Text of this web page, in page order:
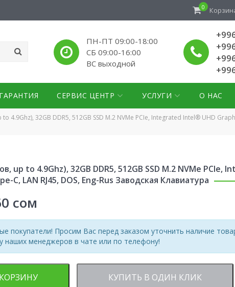
0
ПН-ПТ 09:00-18:00
СБ 09:00-16:00
ВС выходной
ГАРАНТИЯ СЕРВИС ЦЕНТР УСЛУГИ О НАС
32GB DDR5, 512GB SSD M.2 NVMe PCIe, Integrated Intel® UHD
up to 4.9Ghz), 32GB DDR5, 512GB SSD M.2 NVMe PCIe,
C, LAN RJ45, DOS, Eng-Rus Заводская Клавиатура
сом
покупатели! Просим Вас перед заказом уточнить наличие
наших менеджеров в чате или по телефону!
КУПИТЬ В ОДИН КЛИК